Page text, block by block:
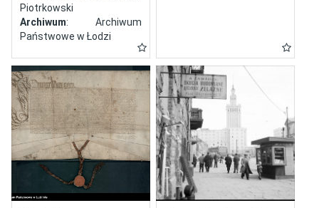
Piotrkowski
Archiwum: Archiwum
Państwowe w Łodzi